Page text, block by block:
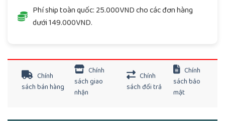
Phí ship toàn quốc: 25.000VND cho các đơn hàng
dưới 149.000VND.
Chính
sách bán hàng
Chính
sách giao
nhận
Chính
sách đổi trả
Chính
sách bảo
mật